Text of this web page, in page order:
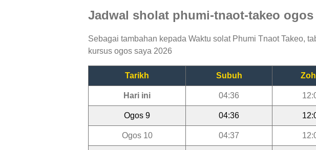
Jadwal sholat phumi-tnaot-takeo ogos
Sebagai tambahan kepada Waktu solat Phumi Tnaot Takeo,
kursus ogos saya 2026
Tarikh Subuh
Hari ini 04:36
Ogos 9 04:36
Ogos 10 04:37